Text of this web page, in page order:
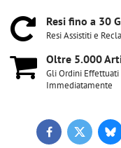
Resi fino a 30
Resi Assistiti e
Oltre 5​.000
Gli Ordini
Immediatamente
FacebookTwitter